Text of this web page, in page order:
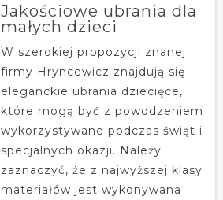
Jakościowe ubrania dla
małych dzieci
W szerokiej propozycji znanej
firmy Hryncewicz znajdują się
eleganckie ubrania dziecięce,
które mogą być z powodzeniem
wykorzystywane podczas świąt i
specjalnych okazji. Należy
zaznaczyć, że z najwyższej klasy
materiałów jest wykonywana